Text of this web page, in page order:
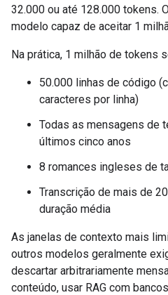
32.000 ou até 128.000 tokens.
modelo capaz de aceitar 1
Na prática, 1 milhão de tokens
50.000 linhas de código
caracteres por linha)
Todas as mensagens de
últimos cinco anos
8 romances ingleses de
Transcrição de mais de
duração média
As janelas de contexto mais
outros modelos geralmente
descartar arbitrariamente
conteúdo, usar RAG com